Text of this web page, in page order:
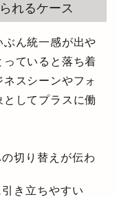
れるケース
ん統一感が出や
ていると落ち着
スシーンやフォ
してプラスに働
切り替えが伝わ
き立ちやすい